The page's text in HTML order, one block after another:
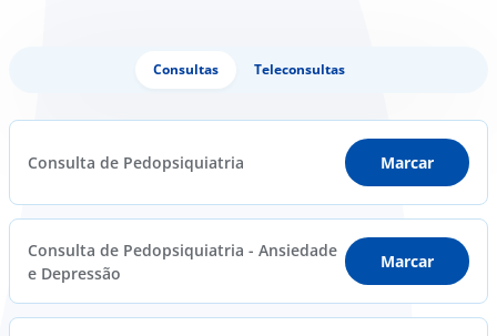
Consultas Teleconsultas
Consulta de Pedopsiquiatria Marcar
Consulta de Pedopsiquiatria - Ansiedade
e Depressão
Marcar